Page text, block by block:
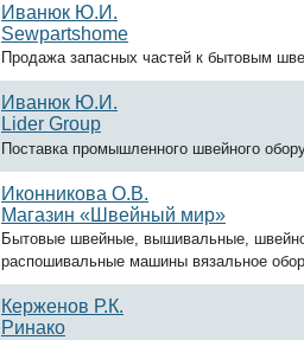
Иванюк Ю.И.
Sewpartshome
Продажа запасных частей к бытовым
Иванюк Ю.И.
Lider Group
Поставка промышленного швейного
Иконникова О.В.
Магазин «Швейный мир»
Бытовые швейные, вышивальные,
распошивальные машины вязальное
Керженов Р.К.
Ринако